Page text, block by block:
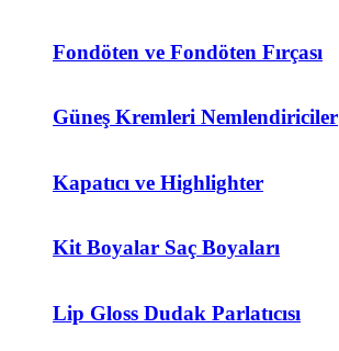
Fondöten ve Fondöten Fırçası
Güneş Kremleri Nemlendiriciler
Kapatıcı ve Highlighter
Kit Boyalar Saç Boyaları
Lip Gloss Dudak Parlatıcısı